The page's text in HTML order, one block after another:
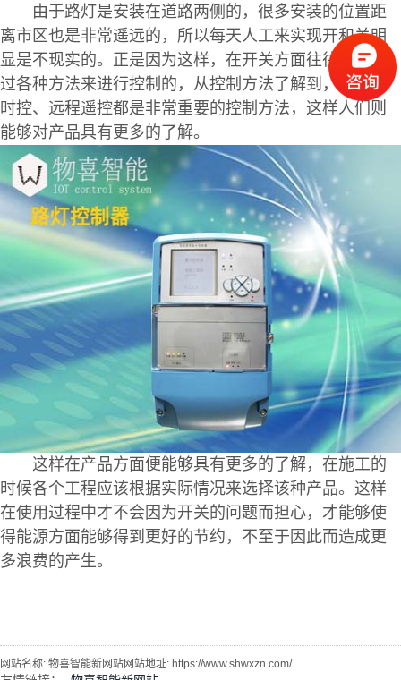
由于路灯是安装在道路两侧的，很多安装的位置距
离市区也是非常遥远的，所以每天人工来实现开和关明
显是不现实的。正是因为这样，在开关方面往往都是通
过各种方法来进行控制的，从控制方法了解到，光控、
时控、远程遥控都是非常重要的控制方法，这样人们则
能够对产品具有更多的了解。
这样在产品方面便能够具有更多的了解，在施工的
时候各个工程应该根据实际情况来选择该种产品。这样
在使用过程中才不会因为开关的问题而担心，才能够使
得能源方面能够得到更好的节约，不至于因此而造成更
多浪费的产生。
网站名称: 物喜智能新网站网站地址: https://www.shwxzn.com/